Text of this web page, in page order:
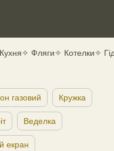
Кухня✧ Фляги✧ Котелки✧
газовий Кружка
Веделка
екран